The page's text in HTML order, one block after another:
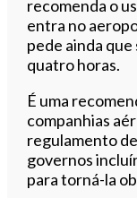
recomenda o
entra no
pede ainda
quatro horas.
É uma
companhias
regulamento
governos
para torná-la